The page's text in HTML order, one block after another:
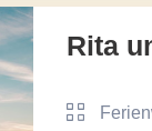
Rita